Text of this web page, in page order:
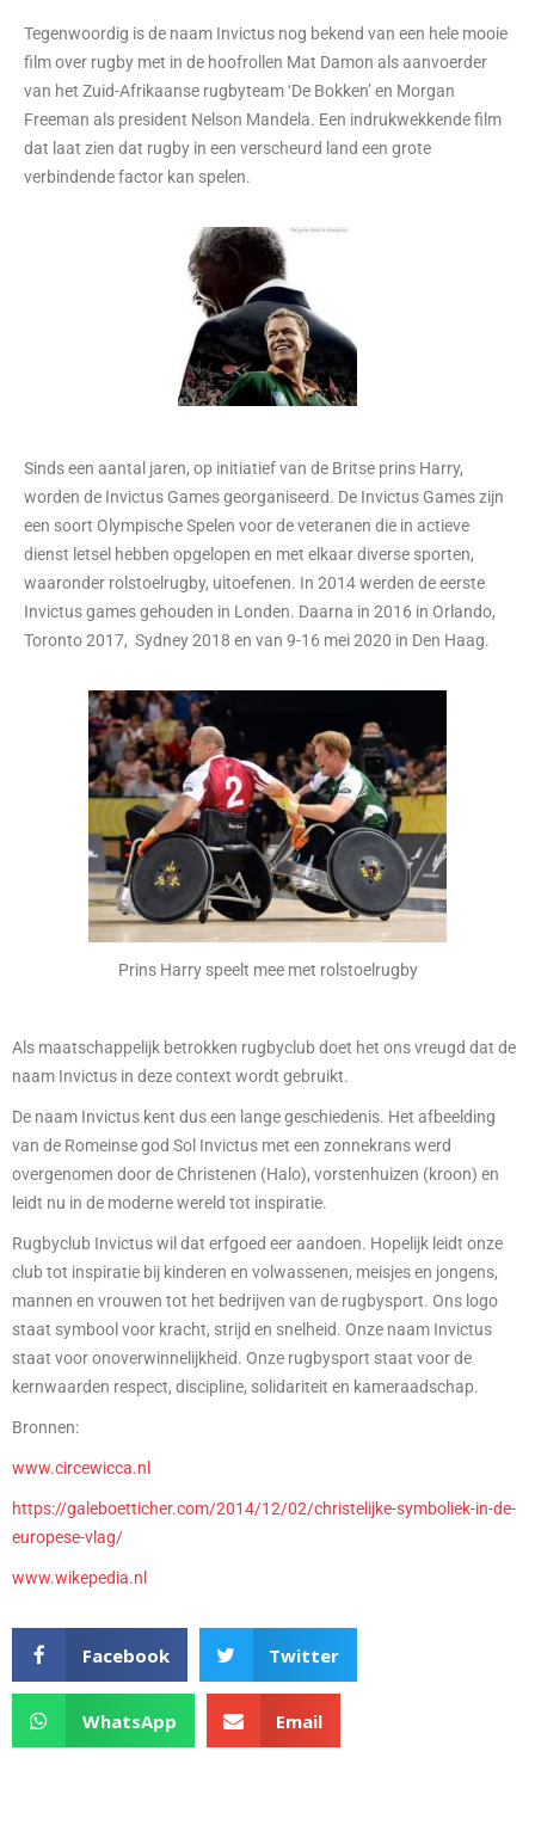
Tegenwoordig is de naam Invictus nog bekend van een hele mooie
film over rugby met in de hoofrollen Mat Damon als aanvoerder
van het Zuid-Afrikaanse rugbyteam ‘De Bokken’ en Morgan
Freeman als president Nelson Mandela. Een indrukwekkende film
dat laat zien dat rugby in een verscheurd land een grote
verbindende factor kan spelen.
Sinds een aantal jaren, op initiatief van de Britse prins Harry,
worden de Invictus Games georganiseerd. De Invictus Games zijn
een soort Olympische Spelen voor de veteranen die in actieve
dienst letsel hebben opgelopen en met elkaar diverse sporten,
waaronder rolstoelrugby, uitoefenen. In 2014 werden de eerste
Invictus games gehouden in Londen. Daarna in 2016 in Orlando,
Toronto 2017, Sydney 2018 en van 9-16 mei 2020 in Den Haag.
Prins Harry speelt mee met rolstoelrugby
Als maatschappelijk betrokken rugbyclub doet het ons vreugd dat de
naam Invictus in deze context wordt gebruikt.
De naam Invictus kent dus een lange geschiedenis. Het afbeelding
van de Romeinse god Sol Invictus met een zonnekrans werd
overgenomen door de Christenen (Halo), vorstenhuizen (kroon) en
leidt nu in de moderne wereld tot inspiratie.
Rugbyclub Invictus wil dat erfgoed eer aandoen. Hopelijk leidt onze
club tot inspiratie bij kinderen en volwassenen, meisjes en jongens,
mannen en vrouwen tot het bedrijven van de rugbysport. Ons logo
staat symbool voor kracht, strijd en snelheid. Onze naam Invictus
staat voor onoverwinnelijkheid. Onze rugbysport staat voor de
kernwaarden respect, discipline, solidariteit en kameraadschap.
Bronnen:
www.circewicca.nl
https://galeboetticher.com/2014/12/02/christelijke-symboliek-in-de-
europese-vlag/
www.wikepedia.nl
Facebook Twitter
WhatsApp Email